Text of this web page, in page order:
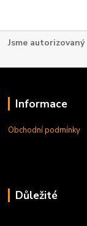
Jsme
Informace
Obchodní podmínky
Důležité